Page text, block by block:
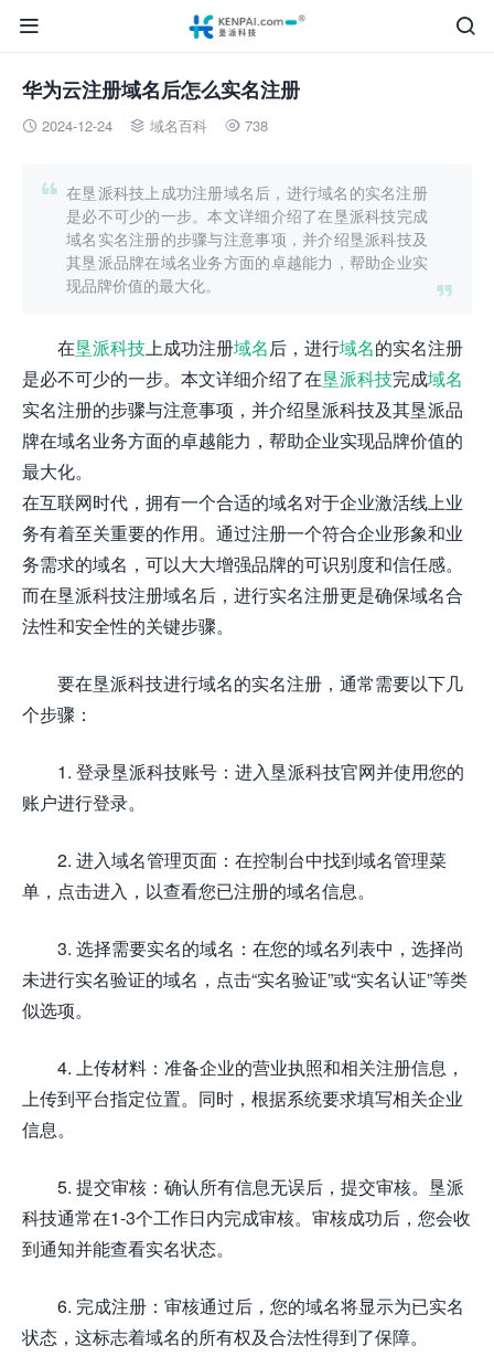


华为云注册域名后怎么实名注册
 2024-12-24  域名百科  738


在垦派科技上成功注册域名后，进行域名的实名注册
是必不可少的一步。本文详细介绍了在垦派科技完成
域名实名注册的步骤与注意事项，并介绍垦派科技及
其垦派品牌在域名业务方面的卓越能力，帮助企业实
现品牌价值的最大化。
在垦派科技上成功注册域名后，进行域名的实名注册
是必不可少的一步。本文详细介绍了在垦派科技完成域名
实名注册的步骤与注意事项，并介绍垦派科技及其垦派品
牌在域名业务方面的卓越能力，帮助企业实现品牌价值的
最大化。
在互联网时代，拥有一个合适的域名对于企业激活线上业
务有着至关重要的作用。通过注册一个符合企业形象和业
务需求的域名，可以大大增强品牌的可识别度和信任感。
而在垦派科技注册域名后，进行实名注册更是确保域名合
法性和安全性的关键步骤。
要在垦派科技进行域名的实名注册，通常需要以下几
个步骤：
1. 登录垦派科技账号：进入垦派科技官网并使用您的
账户进行登录。
2. 进入域名管理页面：在控制台中找到域名管理菜
单，点击进入，以查看您已注册的域名信息。
3. 选择需要实名的域名：在您的域名列表中，选择尚
未进行实名验证的域名，点击“实名验证”或“实名认证”等类
似选项。
4. 上传材料：准备企业的营业执照和相关注册信息，
上传到平台指定位置。同时，根据系统要求填写相关企业
信息。
5. 提交审核：确认所有信息无误后，提交审核。垦派
科技通常在1-3个工作日内完成审核。审核成功后，您会收
到通知并能查看实名状态。
6. 完成注册：审核通过后，您的域名将显示为已实名
状态，这标志着域名的所有权及合法性得到了保障。